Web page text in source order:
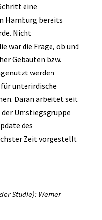
eine
Hamburg bereits
Nicht
war die Frage, ob und
Gebauten bzw.
werden
für unterirdische
Daran arbeitet seit
Umstiegsgruppe
des
Zeit vorgestellt
Studie): Werner